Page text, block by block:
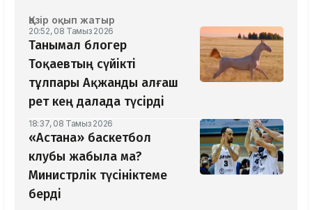
Қазір оқып жатыр
20:52, 08 Тамыз 2026
Танымал блогер
Тоқаевтың сүйікті
тұлпары Ақжанды алғаш
рет кең далада түсірді
18:37, 08 Тамыз 2026
«Астана» баскетбол
клубы жабыла ма?
Министрлік түсініктеме
берді